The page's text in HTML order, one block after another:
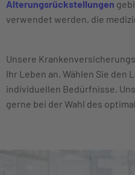
Alterungsrückstellungen
verwendet werden, die
Unsere
Ihr Leben an. Wählen Sie den
individuellen Bedürfnisse.
gerne bei der Wahl des